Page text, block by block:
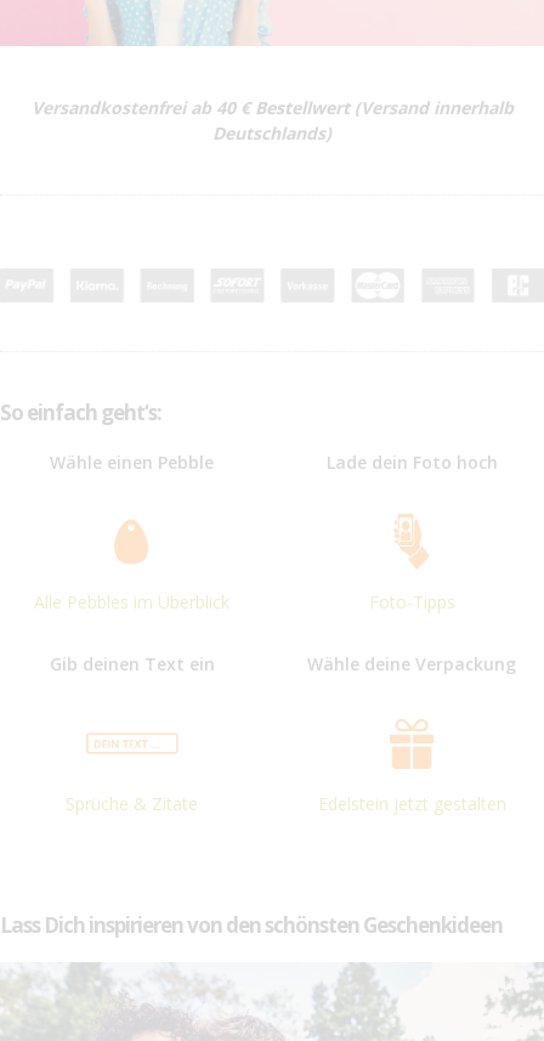
Versandkostenfrei ab 40 € Bestellwert (Versand innerhalb
Deutschlands)
So einfach geht‘s:
Wähle einen Pebble
Alle Pebbles im Überblick
Lade dein Foto hoch
Foto-Tipps
Gib deinen Text ein
Sprüche & Zitate
Wähle deine Verpackung
Edelstein jetzt gestalten
Lass Dich inspirieren von den schönsten Geschenkideen